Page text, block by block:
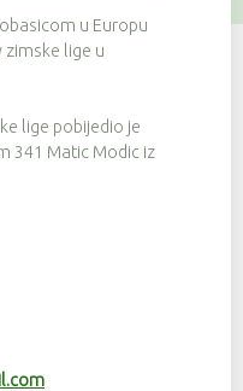
u Europu
zimske lige u
lige pobijedio je
341 Matic Modic iz